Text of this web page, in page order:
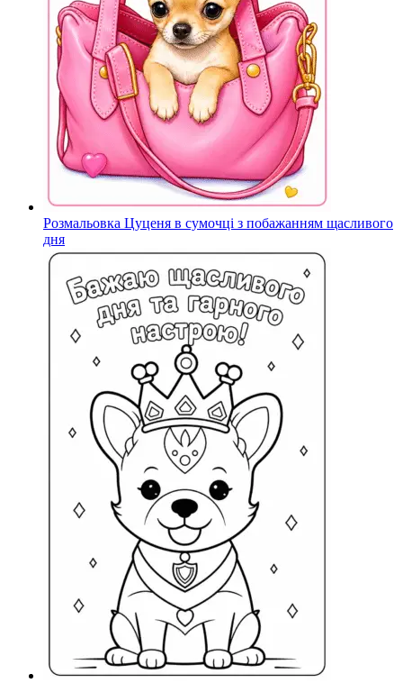
Розмальовка Цуценя в сумочці з побажанням щасливого
дня